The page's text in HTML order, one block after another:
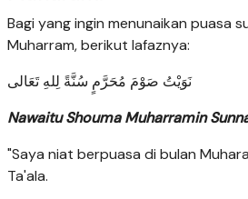
Bagi yang ingin menunaikan puasa
Muharram, berikut lafaznya:
نَوَيْتُ صَوْمَ مُحَرَّمٍ سُنَّةً لِلهِ تَعَالى
Nawaitu Shouma Muharramin
"Saya niat berpuasa di bulan
Ta'ala.